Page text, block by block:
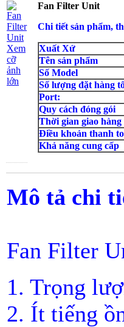
Xem
cỡ
ảnh
lớn
Fan Filter Unit
Chi tiết sản phẩm,
Xuất Xứ
Tên sản phẩm
Số Model
Số lượng đặt hàng
Port:
Quy cách đóng gói
Thời gian giao hàng
Điều khoản thanh
Khả năng cung cấp
Mô tả chi
Fan Filter
1. Trọng
2. Ít tiếng